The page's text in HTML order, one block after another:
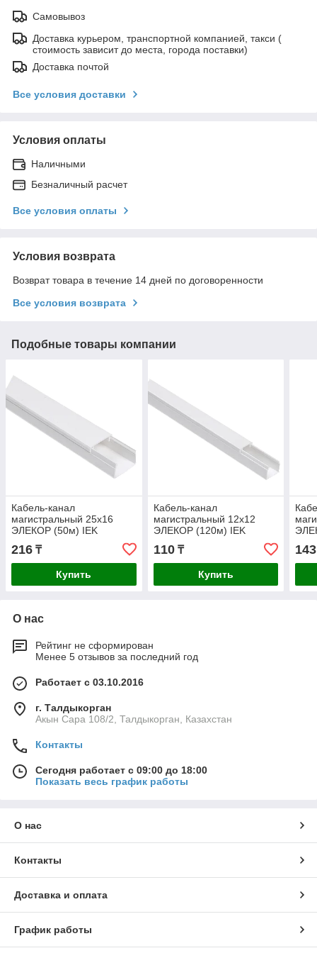
Самовывоз
Доставка курьером, транспортной компанией, такси (
стоимость зависит до места, города поставки)
Доставка почтой
Все условия доставки
Условия оплаты
Наличными
Безналичный расчет
Все условия оплаты
Условия возврата
Возврат товара в течение 14 дней по договоренности
Все условия возврата
Подобные товары компании
Кабель-канал
магистральный 25х16
ЭЛЕКОР (50м) IEK
216 ₸
Купить
Кабель-канал
магистральный 12х12
ЭЛЕКОР (120м) IEK
110₸
Купить
143
О нас
Рейтинг не сформирован
Менее 5 отзывов за последний год
Работает с 03.10.2016
г. Талдыкорган
Акын Сара 108/2, Талдыкорган, Казахстан
Контакты
Сегодня работает с 09:00 до 18:00
Показать весь график работы
О нас
Контакты
Доставка и оплата
График работы